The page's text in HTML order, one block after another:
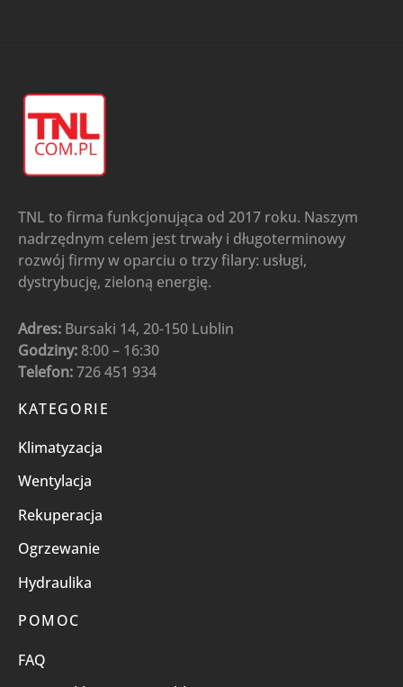
TNL to firma funkcjonująca od 2017 roku. Naszym
nadrzędnym celem jest trwały i długoterminowy
rozwój firmy w oparciu o trzy filary: usługi,
dystrybucję, zieloną energię.
Adres: Bursaki 14, 20-150 Lublin
Godziny: 8:00 – 16:30
Telefon:726 451 934
KATEGORIE
Klimatyzacja
Wentylacja
Rekuperacja
Ogrzewanie
Hydraulika
POMOC
FAQ